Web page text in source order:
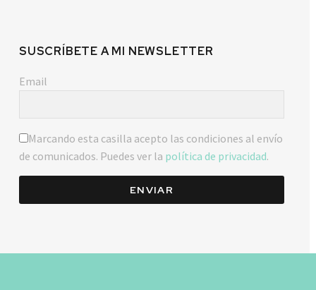
SUSCRÍBETE A MI NEWSLETTER
Email
Marcando esta casilla acepto las condiciones al envío
de comunicados. Puedes ver la política de privacidad.
ENVIAR